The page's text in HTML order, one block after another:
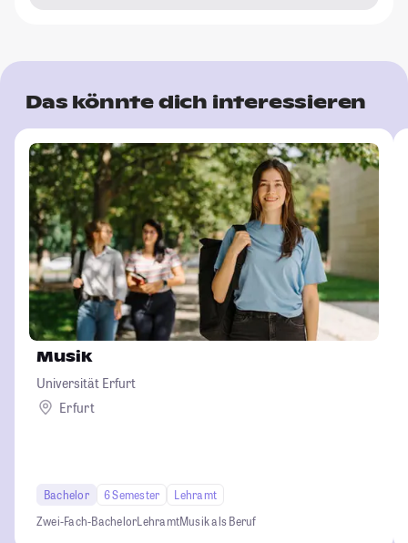
Das könnte dich interessieren
Musik
Universität Erfurt
Erfurt
Bachelor 6 Semester
Lehramt
Zwei-Fach-BachelorLehramtMusik als Beruf